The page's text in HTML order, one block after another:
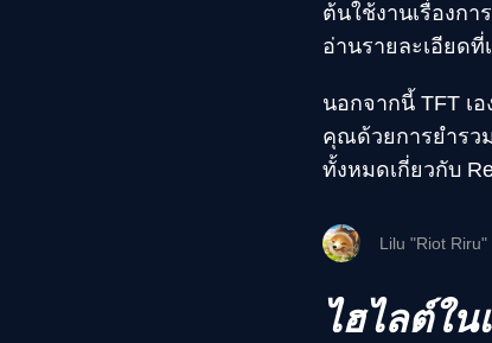
ต้นใช้งานเรื่องก
อ่านรายละเอียดที่
นอกจากนี้ TFT เ
คุณด้วยการยำรว
ทั้งหมดเกี่ยวกับ
Lilu "Riot
ไฮไลต์ใ